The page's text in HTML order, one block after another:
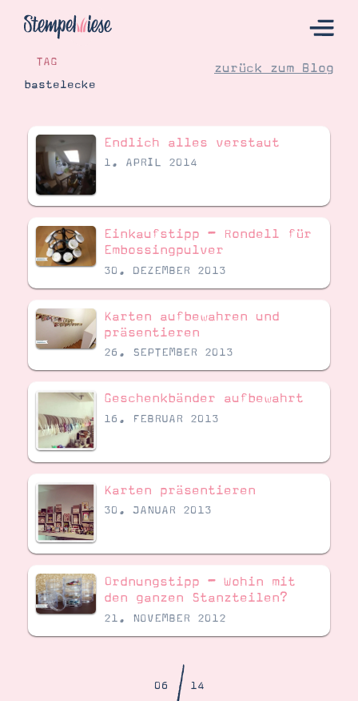
Hier Starten
Katalog
Bestellen
Kontakt
Angebote
Demonstrator werden
Gutscheine
Produkte erklärt
Über mich
Über Stampin’ Up!
Ordnungstipps
TAG
bastelecke
zurück zum Blog
Endlich alles verstaut
1. APRIL 2014
Einkaufstipp – Rondell für
Embossingpulver
30. DEZEMBER 2013
Karten aufbewahren und
präsentieren
26. SEPTEMBER 2013
Geschenkbänder aufbewahrt
16. FEBRUAR 2013
Karten präsentieren
30. JANUAR 2013
Ordnungstipp – Wohin mit
den ganzen Stanzteilen?
21. NOVEMBER 2012
06 14